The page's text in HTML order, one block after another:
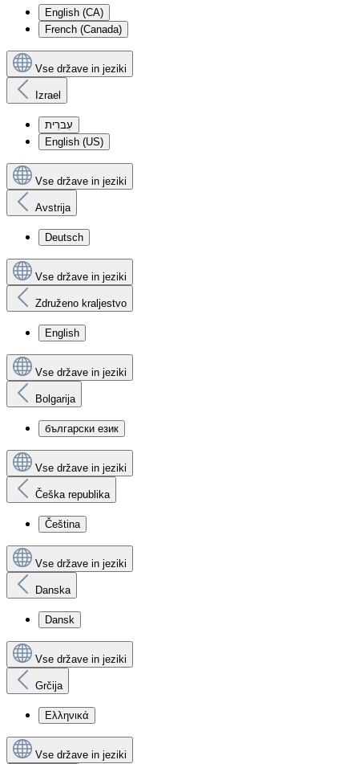
English (CA)
French (Canada)
Vse države in jeziki
Izrael
עִברִית
English (US)
Vse države in jeziki
Avstrija
Deutsch
Vse države in jeziki
Združeno kraljestvo
English
Vse države in jeziki
Bolgarija
български език
Vse države in jeziki
Češka republika
Čeština
Vse države in jeziki
Danska
Dansk
Vse države in jeziki
Grčija
Ελληνικά
Vse države in jeziki